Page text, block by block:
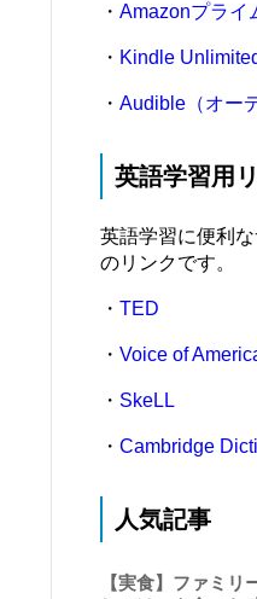
・ Amazonプライ
・ Kindle
・ Audible（オー
英語学習用
英語学習に便利
のリンクです。
・ TED
・ Voice of
・ SkeLL
・ Cambridge
人気記事
【実食】ファミ